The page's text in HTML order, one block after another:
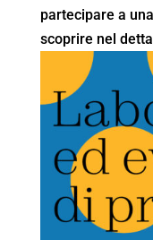
partecipare a
scoprire nel